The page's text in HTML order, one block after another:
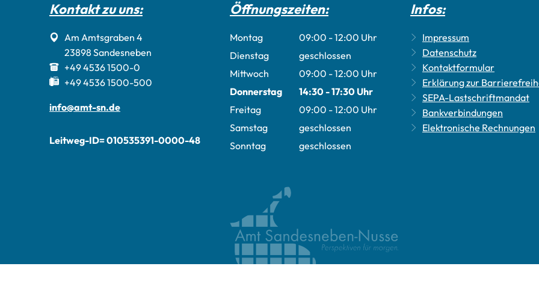
Kontakt zu uns:
Am Amtsgraben 4
23898 Sandesneben
+49 4536 1500-0
+49 4536 1500-500
info@amt-sn.de
Leitweg-ID= 010535391-0000-48
Öffnungszeiten:
Montag 09:00 -12:00 Uhr
Von 09:00 bis 12:00 Uhr
Dienstag
geschlossen
Mittwoch
09:00 -12:00 Uhr
Von 09:00 bis 12:00 Uhr
Donnerstag 14:30-17:30 Uhr
Von 14:30 bis 17:30 Uhr
Freitag 09:00 -12:00 Uhr
Von 09:00 bis 12:00 Uhr
Samstag
geschlossen
Sonntag
geschlossen
Infos:
Impressum
Datenschutz
Kontaktformular
Erklärung zur
SEPA-Lastschriftmandat
Bankverbindungen
Elektronische Rechnungen